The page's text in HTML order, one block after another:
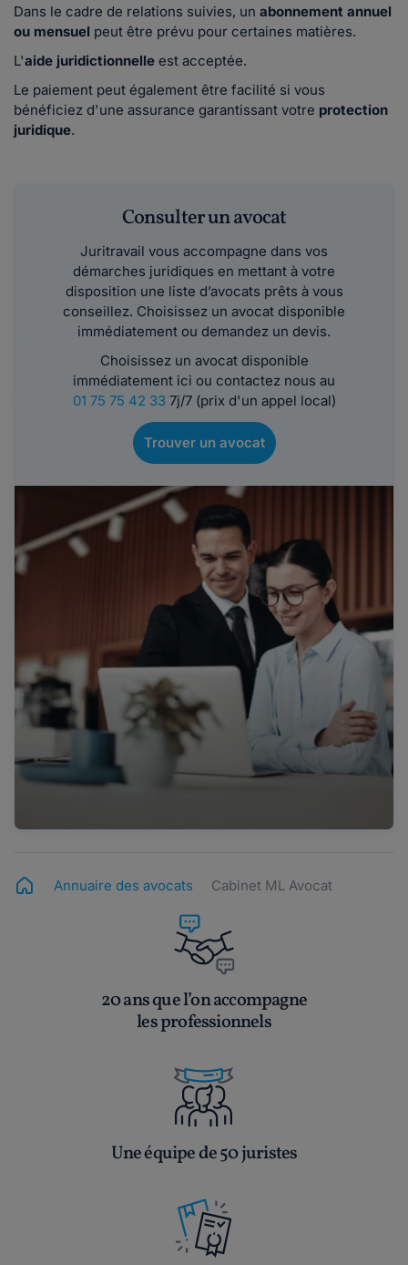
Dans le cadre de relations suivies, un abonnement annuel
ou mensuel peut être prévu pour certaines matières.
L'aide juridictionnelle est acceptée.
Le paiement peut également être facilité si vous
bénéficiez d'une assurance garantissant votre protection
juridique.
Consulter un avocat
Juritravail vous accompagne dans vos
démarches juridiques en mettant à votre
disposition une liste d’avocats prêts à vous
conseillez. Choisissez un avocat disponible
immédiatement ou demandez un devis.
Choisissez un avocat disponible
immédiatement ici ou contactez nous au
01 75 75 42 337j/7 (prix d'un appel local)
Trouver un avocat
Annuaire des avocats Cabinet ML Avocat
20 ans que l’on accompagne
les professionnels
Une équipe de 50 juristes